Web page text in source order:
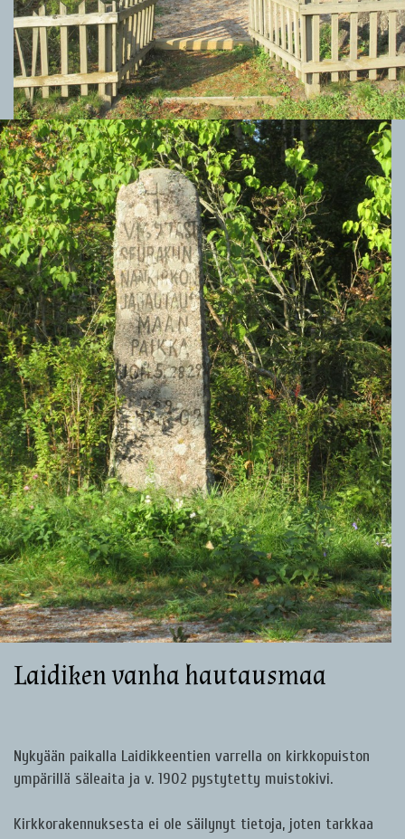
Laidiken vanha hautausmaa
Nykyään paikalla Laidikkeentien varrella on kirkkopuiston
ympärillä säleaita ja v. 1902 pystytetty muistokivi.
Kirkkorakennuksesta ei ole säilynyt tietoja, joten tarkkaa